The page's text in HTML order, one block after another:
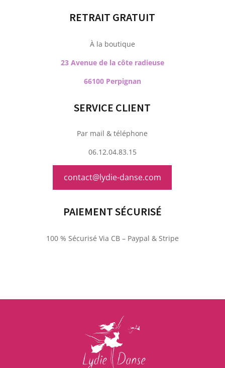
RETRAIT GRATUIT
À la boutique
23 Avenue de la côte radieuse
66100 Perpignan
SERVICE CLIENT
Par mail & téléphone
06.12.04.83.15
contact@lydie-danse.com
PAIEMENT SÉCURISÉ
100 % Sécurisé Via CB – Paypal & Stripe